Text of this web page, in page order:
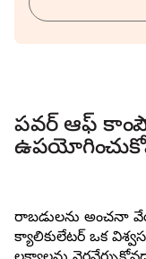
పవర్ ఆఫ్
రాబడులను అంచనా
క్యాలికులేటర్ ఒక